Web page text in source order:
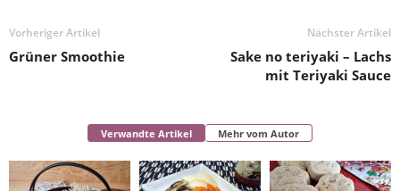
Vorheriger Artikel
Grüner Smoothie
Nächster Artikel
Sake no teriyaki – Lachs
mit Teriyaki Sauce
Verwandte Artikel Mehr vom Autor